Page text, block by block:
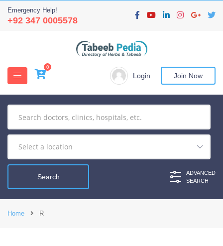
Emergency Help!
+92 347 0005578
0
Login Join Now
ADVANCED
SEARCH
Home R